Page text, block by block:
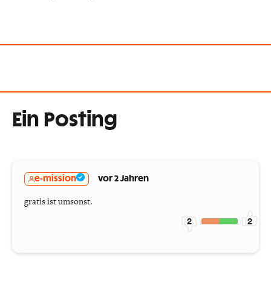
Ein Posting
e-mission vor 2 Jahren
gratis ist umsonst.
2 2